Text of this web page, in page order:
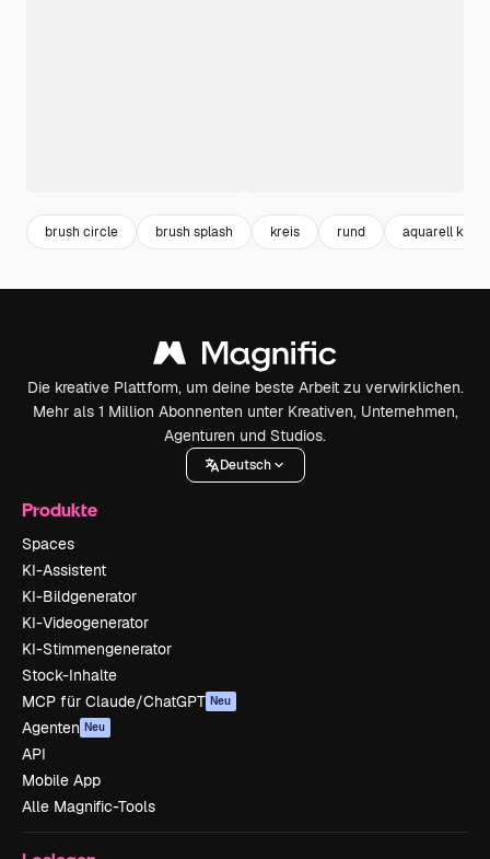
brush circle brush splash kreis rund aquarell kreis
Die kreative Plattform, um deine beste Arbeit zu verwirklichen.
Mehr als 1 Million Abonnenten unter Kreativen, Unternehmen,
Agenturen und Studios.
Deutsch
Produkte
Spaces
KI-Assistent
KI-Bildgenerator
KI-Videogenerator
KI-Stimmengenerator
Stock-Inhalte
MCP für Claude/ChatGPT Neu
Agenten Neu
API
Mobile App
Alle Magnific-Tools